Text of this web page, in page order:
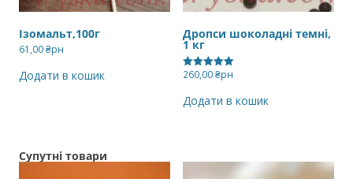
Ізомальт,100г
61,00₴рн
Додати в кошик
Дропси шоколадні темні,
1 кг
Оцінено в
260,00₴рн
Додати в кошик
Супутні товари